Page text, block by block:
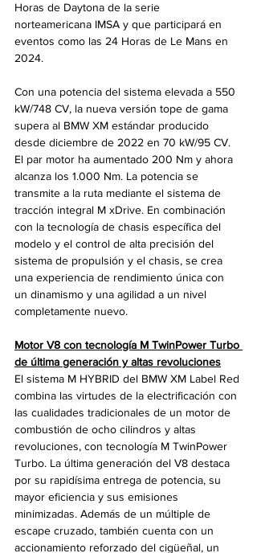
Horas de Daytona de la serie
norteamericana IMSA y que participará en
eventos como las 24 Horas de Le Mans en
2024.
Con una potencia del sistema elevada a 550
kW/748 CV, la nueva versión tope de gama
supera al BMW XM estándar producido
desde diciembre de 2022 en 70 kW/95 CV.
El par motor ha aumentado 200 Nm y ahora
alcanza los 1.000 Nm. La potencia se
transmite a la ruta mediante el sistema de
tracción integral M xDrive. En combinación
con la tecnología de chasis específica del
modelo y el control de alta precisión del
sistema de propulsión y el chasis, se crea
una experiencia de rendimiento única con
un dinamismo y una agilidad a un nivel
completamente nuevo.
Motor V8 con tecnología M TwinPower Turbo
de última generación y altas revoluciones
El sistema M HYBRID del BMW XM Label Red
combina las virtudes de la electrificación con
las cualidades tradicionales de un motor de
combustión de ocho cilindros y altas
revoluciones, con tecnología M TwinPower
Turbo. La última generación del V8 destaca
por su rapidísima entrega de potencia, su
mayor eficiencia y sus emisiones
minimizadas. Además de un múltiple de
escape cruzado, también cuenta con un
accionamiento reforzado del cigüeñal, un